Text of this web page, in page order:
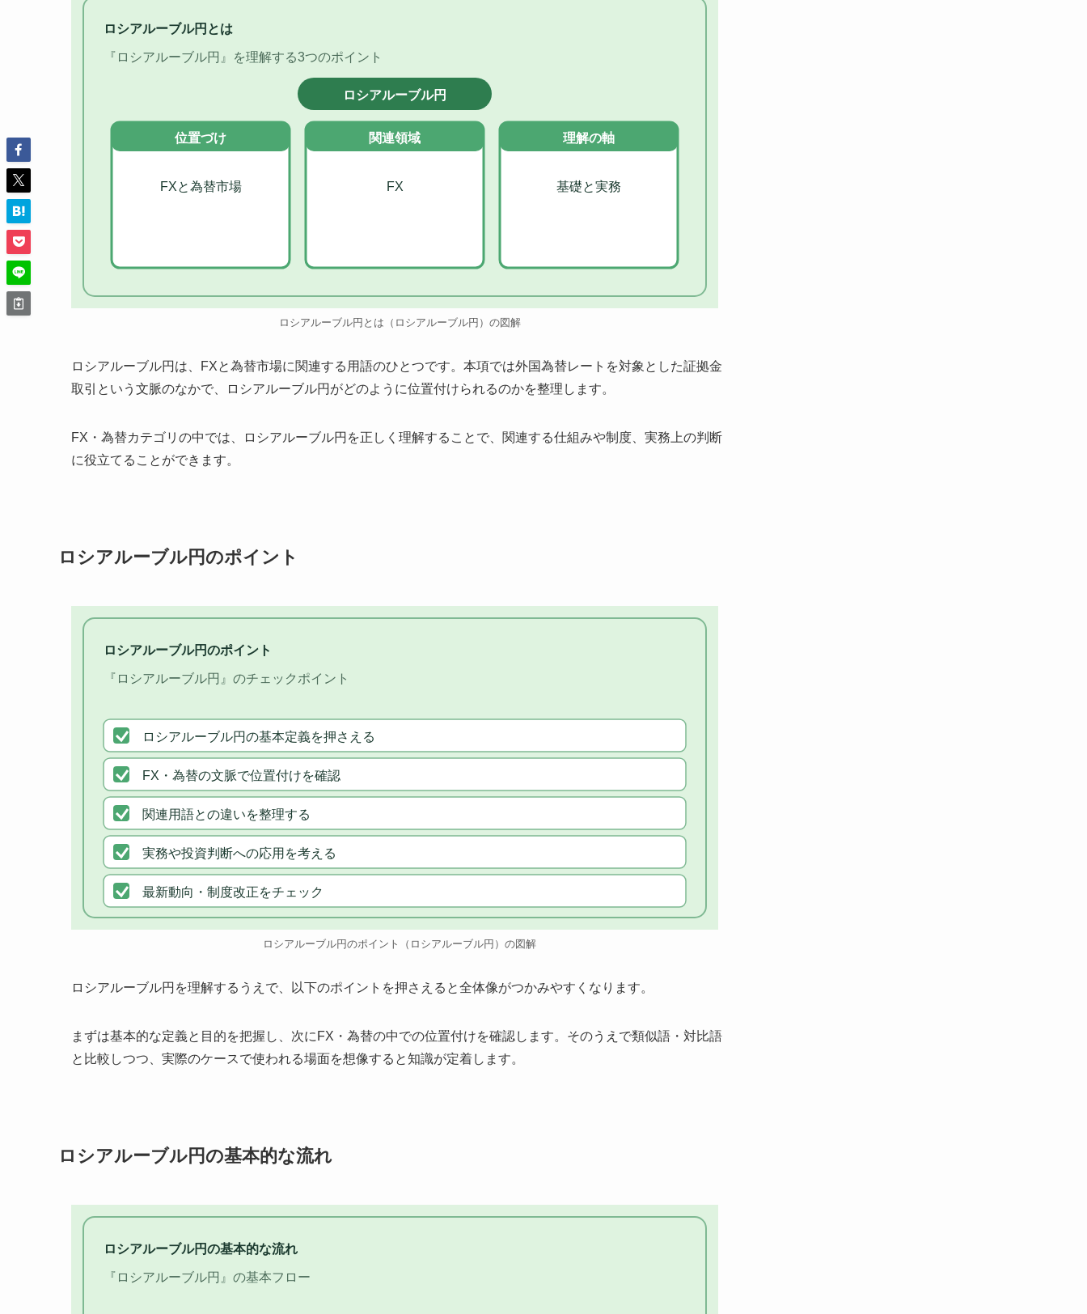
ロシアルーブル円とは
『ロシアルーブル円』を理解する3つのポイント
ロシアルーブル円
位置づけ
FXと為替市場
関連領域
FX
理解の軸
基礎と実務
ロシアルーブル円とは（ロシアルーブル円）の図解
ロシアルーブル円は、FXと為替市場に関連する用語のひとつです。本項では外国為替レートを対象とした証拠金
取引という文脈のなかで、ロシアルーブル円がどのように位置付けられるのかを整理します。
FX・為替カテゴリの中では、ロシアルーブル円を正しく理解することで、関連する仕組みや制度、実務上の判断
に役立てることができます。
ロシアルーブル円のポイント
ロシアルーブル円のポイント
『ロシアルーブル円』のチェックポイント
ロシアルーブル円の基本定義を押さえる
FX・為替の文脈で位置付けを確認
関連用語との違いを整理する
実務や投資判断への応用を考える
最新動向・制度改正をチェック
ロシアルーブル円のポイント（ロシアルーブル円）の図解
ロシアルーブル円を理解するうえで、以下のポイントを押さえると全体像がつかみやすくなります。
まずは基本的な定義と目的を把握し、次にFX・為替の中での位置付けを確認します。そのうえで類似語・対比語
と比較しつつ、実際のケースで使われる場面を想像すると知識が定着します。
ロシアルーブル円の基本的な流れ
ロシアルーブル円の基本的な流れ
『ロシアルーブル円』の基本フロー